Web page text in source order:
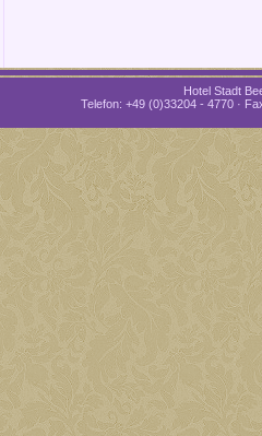
Hotel Stadt
Telefon: +49 (0)33204 - 4770 ·